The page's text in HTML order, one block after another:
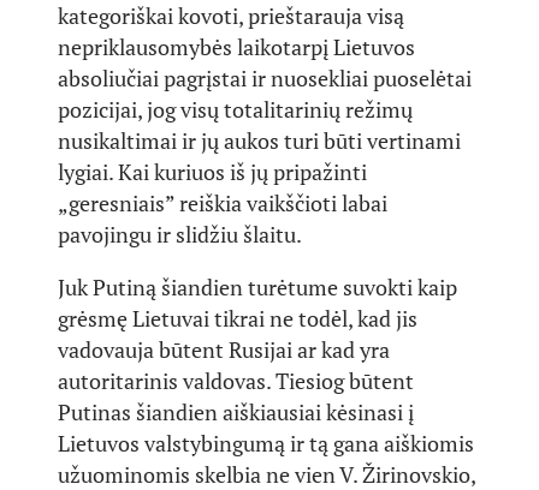
kategoriškai kovoti, prieštarauja visą
nepriklausomybės laikotarpį Lietuvos
absoliučiai pagrįstai ir nuosekliai puoselėtai
pozicijai, jog visų totalitarinių režimų
nusikaltimai ir jų aukos turi būti vertinami
lygiai. Kai kuriuos iš jų pripažinti
„geresniais” reiškia vaikščioti labai
pavojingu ir slidžiu šlaitu.
Juk Putiną šiandien turėtume suvokti kaip
grėsmę Lietuvai tikrai ne todėl, kad jis
vadovauja būtent Rusijai ar kad yra
autoritarinis valdovas. Tiesiog būtent
Putinas šiandien aiškiausiai kėsinasi į
Lietuvos valstybingumą ir tą gana aiškiomis
užuominomis skelbia ne vien V. Žirinovskio,